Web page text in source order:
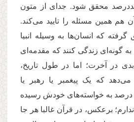
محقق شود. جدای از متون
هم همین مسئله را تایید می‌کند.
گرفته که انسان‌ها به وسیله انبیا
به گونه‌ای زندگی کنند که مقدمه‌ای
در آخرت؛‌ اما در طول تاریخ،
که یک پیغمبر یا رهبر یا
به خواسته‌های خودش رسیده
برعکس، در قرآن غالبا هر جا